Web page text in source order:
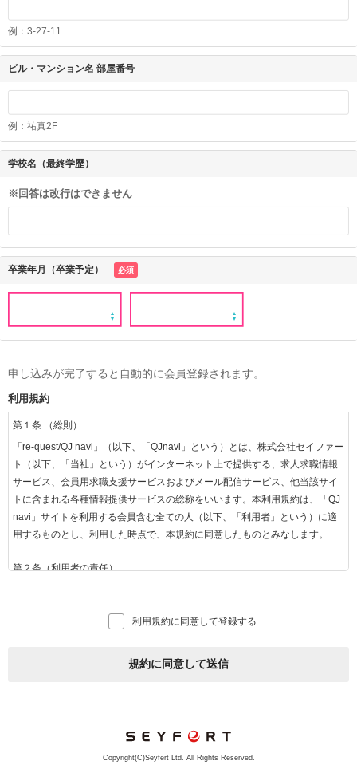
例：3-27-11
ビル・マンション名 部屋番号
例：祐真2F
学校名（最終学歴）
※回答は改行はできません
卒業年月（卒業予定） 必須
申し込みが完了すると自動的に会員登録されます。
利用規約
第１条 （総則）
「re-quest/QJ navi」（以下、「QJnavi」という）とは、株式会社セイファー
ト（以下、「当社」という）がインターネット上で提供する、求人求職情報
サービス、会員用求職支援サービスおよびメール配信サービス、他当該サイ
トに含まれる各種情報提供サービスの総称をいいます。本利用規約は、「QJ
navi」サイトを利用する会員含む全ての人（以下、「利用者」という）に適
用するものとし、利用した時点で、本規約に同意したものとみなします。
第２条（利用者の責任）
2.インターネットを利用する際に必要な費用（通信料等）は全て利用者負担
3.利用者は、「QJnavi」の規約をよく読み、自己の意思および責任をもって
当社との間で「QJnavi」掲載に関する契約を締結した事業者のことをいいま
利用規約に同意して登録する
規約に同意して送信
Copyright(C)Seyfert Ltd. All Rights Reserved.